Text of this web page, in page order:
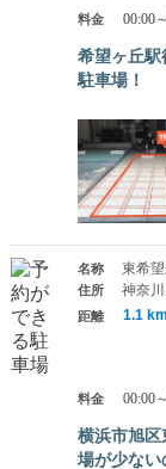
料金 00:00
希望ヶ丘駅
駐車場！
名称 東希
住所 神奈
距離 1.1
料金 00:00
横浜市旭区
場が少ない